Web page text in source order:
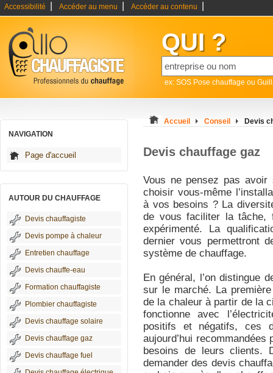
Accessibilité Accéder au menu Accéder au contenu
QUI ?
ex: SOS Pose chauffage ou
NAVIGATION
Page d'accueil
AUTOUR DU CHAUFFAGE
Devis chauffagiste
Devis pompe à chaleur
Entretien chauffage
Devis chauffe-eau
Formation chauffagiste
Plombier chauffagiste
Devis chauffage solaire
Devis chauffage gaz
Devis chauffage fuel
Accueil Conseil Devis
Devis chauffage gaz
Vous ne pensez pas avoir
choisir vous-même
à vos besoins ? La
de vous faciliter la tâche,
expérimenté. La
dernier vous permettront
système de chauffage.
En général, l’on distingue
sur le marché. La
de la chaleur à partir de la
fonctionne avec
positifs et négatifs, ces
aujourd’hui
besoins de leurs
demander des devis